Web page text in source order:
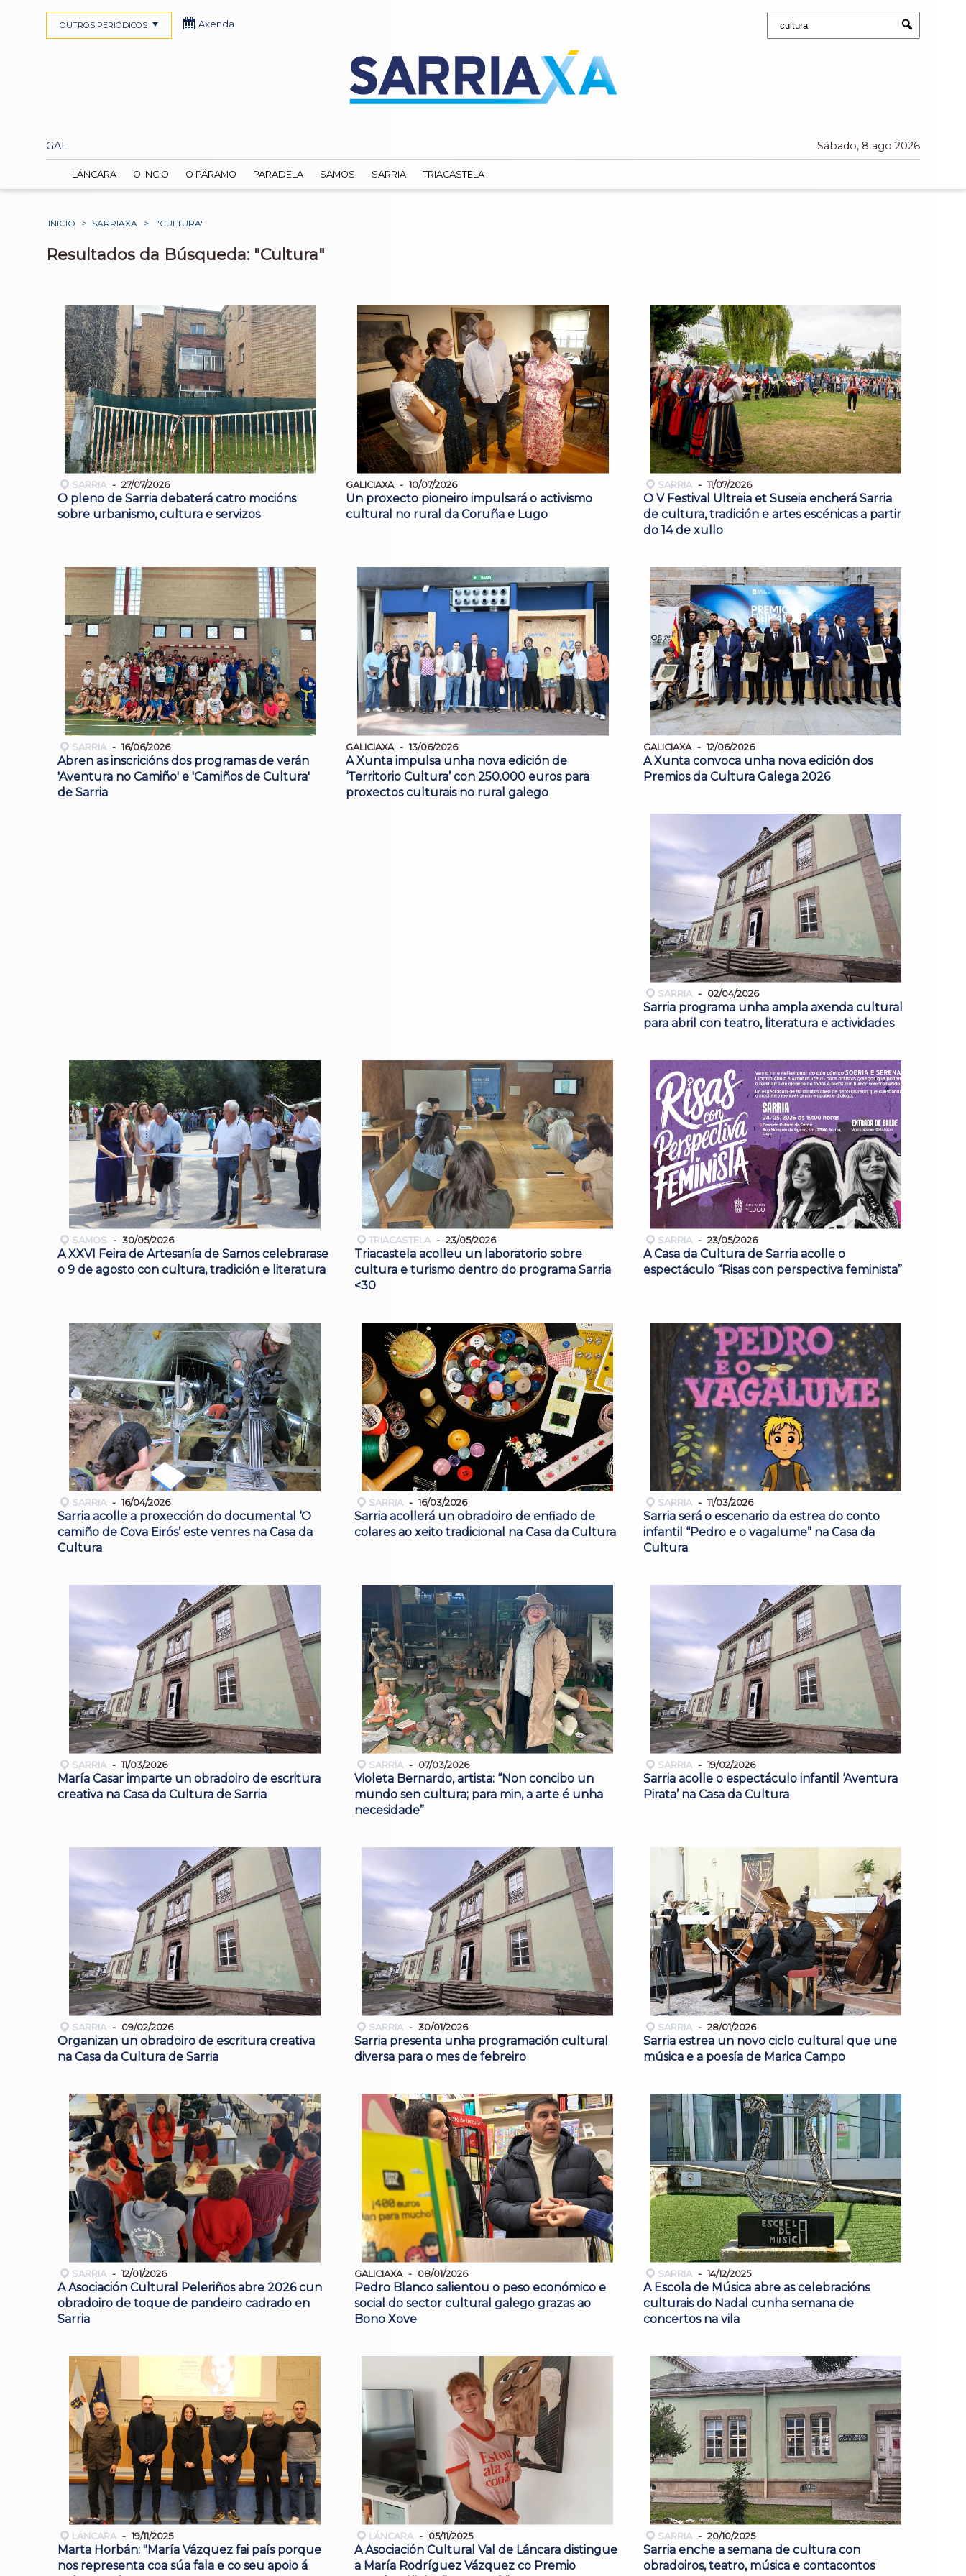
Submit
GAL Sábado, 8 ago 2026
OUTROS PERIÓDICOS Axenda
LÁNCARA O INCIO O PÁRAMO PARADELA SAMOS SARRIA TRIACASTELA
INICIO > SARRIAXA > "CULTURA"
Resultados da Búsqueda: "Cultura"
SARRIA 27/07/2026
O pleno de Sarria debaterá catro mocións
sobre urbanismo, cultura e servizos
GALICIAXA 10/07/2026
Un proxecto pioneiro impulsará o activismo
cultural no rural da Coruña e Lugo
SARRIA 11/07/2026
O V Festival Ultreia et Suseia encherá Sarria
de cultura, tradición e artes escénicas a partir
do 14 de xullo
SARRIA 16/06/2026
Abren as inscricións dos programas de verán
'Aventura no Camiño' e 'Camiños de Cultura'
de Sarria
GALICIAXA 13/06/2026
A Xunta impulsa unha nova edición de
‘Territorio Cultura’ con 250.000 euros para
proxectos culturais no rural galego
GALICIAXA 12/06/2026
A Xunta convoca unha nova edición dos
Premios da Cultura Galega 2026
SARRIA 02/04/2026
Sarria programa unha ampla axenda cultural
para abril con teatro, literatura e actividades
SAMOS 30/05/2026
A XXVI Feira de Artesanía de Samos celebrarase
o 9 de agosto con cultura, tradición e literatura
TRIACASTELA 23/05/2026
Triacastela acolleu un laboratorio sobre
cultura e turismo dentro do programa Sarria
<30
SARRIA 23/05/2026
A Casa da Cultura de Sarria acolle o
espectáculo “Risas con perspectiva feminista”
SARRIA 16/04/2026
Sarria acolle a proxección do documental ‘O
camiño de Cova Eirós’ este venres na Casa da
Cultura
SARRIA 16/03/2026
Sarria acollerá un obradoiro de enfiado de
colares ao xeito tradicional na Casa da Cultura
SARRIA 11/03/2026
Sarria será o escenario da estrea do conto
infantil “Pedro e o vagalume” na Casa da
Cultura
SARRIA 11/03/2026
María Casar imparte un obradoiro de escritura
creativa na Casa da Cultura de Sarria
SARRIA 07/03/2026
Violeta Bernardo, artista: “Non concibo un
mundo sen cultura; para min, a arte é unha
necesidade”
SARRIA 19/02/2026
Sarria acolle o espectáculo infantil ‘Aventura
Pirata’ na Casa da Cultura
SARRIA 09/02/2026
Organizan un obradoiro de escritura creativa
na Casa da Cultura de Sarria
SARRIA 30/01/2026
Sarria presenta unha programación cultural
diversa para o mes de febreiro
SARRIA 28/01/2026
Sarria estrea un novo ciclo cultural que une
música e a poesía de Marica Campo
SARRIA 12/01/2026
A Asociación Cultural Peleriños abre 2026 cun
obradoiro de toque de pandeiro cadrado en
Sarria
GALICIAXA 08/01/2026
Pedro Blanco salientou o peso económico e
social do sector cultural galego grazas ao
Bono Xove
SARRIA 14/12/2025
A Escola de Música abre as celebracións
culturais do Nadal cunha semana de
concertos na vila
LÁNCARA 19/11/2025
Marta Horbán: "María Vázquez fai país porque
nos representa coa súa fala e co seu apoio á
LÁNCARA 05/11/2025
A Asociación Cultural Val de Láncara distingue
a María Rodríguez Vázquez co Premio
SARRIA 20/10/2025
Sarria enche a semana de cultura con
obradoiros, teatro, música e contacontos